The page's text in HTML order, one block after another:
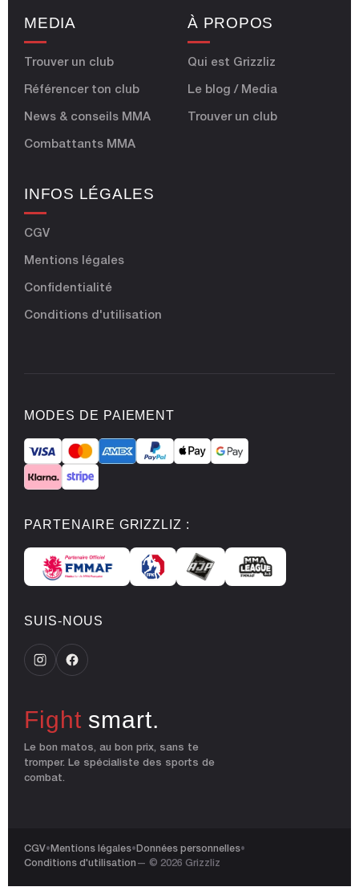
MEDIA
Trouver un club
Référencer ton club
News & conseils MMA
Combattants MMA
À PROPOS
Qui est Grizzliz
Le blog / Media
Trouver un club
INFOS LÉGALES
CGV
Mentions légales
Confidentialité
Conditions d'utilisation
MODES DE PAIEMENT
PARTENAIRE GRIZZLIZ :
SUIS-NOUS
Fight smart.
Le bon matos, au bon prix, sans te
tromper. Le spécialiste des sports de
combat.
CGV•Mentions légales•Données personnelles•
Conditions d'utilisation — © 2026 Grizzliz